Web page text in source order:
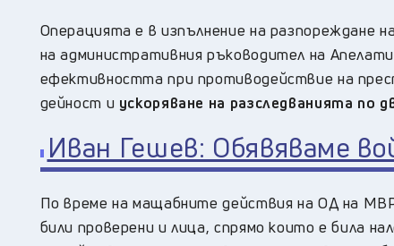
Операцията е в изпълнение на разпореждане
на административния ръководител на
ефективността при противодействие на
дейност и ускоряване на разследванията по
Иван Гешев: Обявяваме
По време на мащабните действия на ОД на
били проверени и лица, спрямо които е била